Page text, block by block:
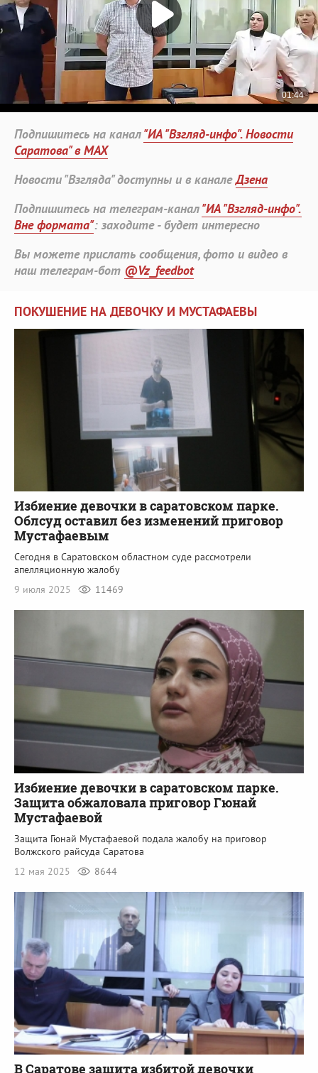
Подпишитесь на канал"ИА "Взгляд-инфо". Новости
Саратова" в MAX
Новости "Взгляда" доступны и в каналеДзена
Подпишитесь на телеграм-канал"ИА "Взгляд-инфо".
Вне формата": заходите - будет интересно
Вы можете прислать сообщения, фото и видео в
наш телеграм-бот @Vz_feedbot
ПОКУШЕНИЕ НА ДЕВОЧКУ И МУСТАФАЕВЫ
Избиение девочки в саратовском парке.
Облсуд оставил без изменений приговор
Мустафаевым
Сегодня в Саратовском областном суде рассмотрели
апелляционную жалобу
9 июля 2025
11469
Избиение девочки в саратовском парке.
Защита обжаловала приговор Гюнай
Мустафаевой
Защита Гюнай Мустафаевой подала жалобу на приговор
Волжского райсуда Саратова
12 мая 2025
8644
В Саратове защита избитой девочки